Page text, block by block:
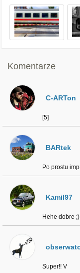
Komentarze
C-ARTon
[5]
BARtek
Po prostu
Kamil97
Hehe dobre ;)
Super!! V